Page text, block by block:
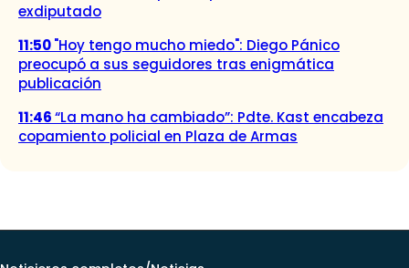
exdiputado
11:50"Hoy tengo mucho miedo": Diego Pánico
preocupó a sus seguidores tras enigmática
publicación
11:46“La mano ha cambiado”: Pdte. Kast encabeza
copamiento policial en Plaza de Armas